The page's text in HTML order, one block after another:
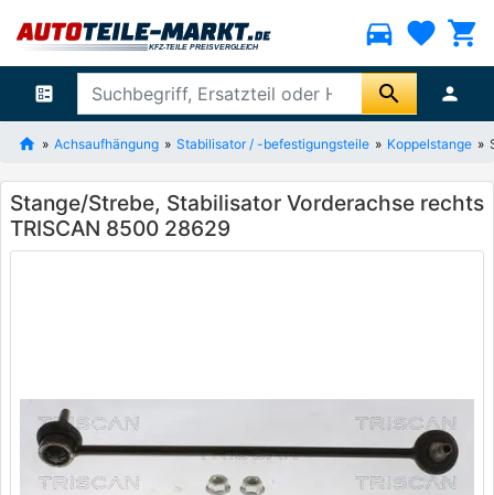
directions_car favorite shopping_cart
ballot search person
Achsaufhängung Stabilisator / -befestigungsteile Koppelstange
Stange/Strebe, Stabilisator Vorderachse rechts
TRISCAN 8500 28629